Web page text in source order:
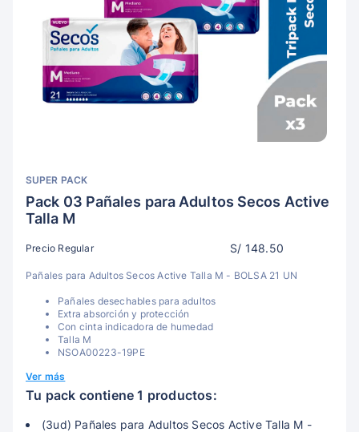
SUPER PACK
Pack 03 Pañales para Adultos Secos Active
Talla M
Precio Regular S/ 148.50
Pañales para Adultos Secos Active Talla M - BOLSA 21 UN
Pañales desechables para adultos
Extra absorción y protección
Con cinta indicadora de humedad
Talla M
NSOA00223-19PE
Ver más
Tu pack contiene 1 productos:
(3ud) Pañales para Adultos Secos Active Talla M -